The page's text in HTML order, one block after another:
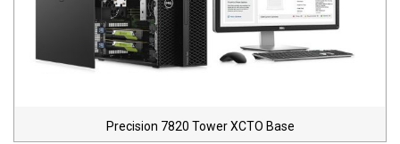
Precision 7820 Tower XCTO Base